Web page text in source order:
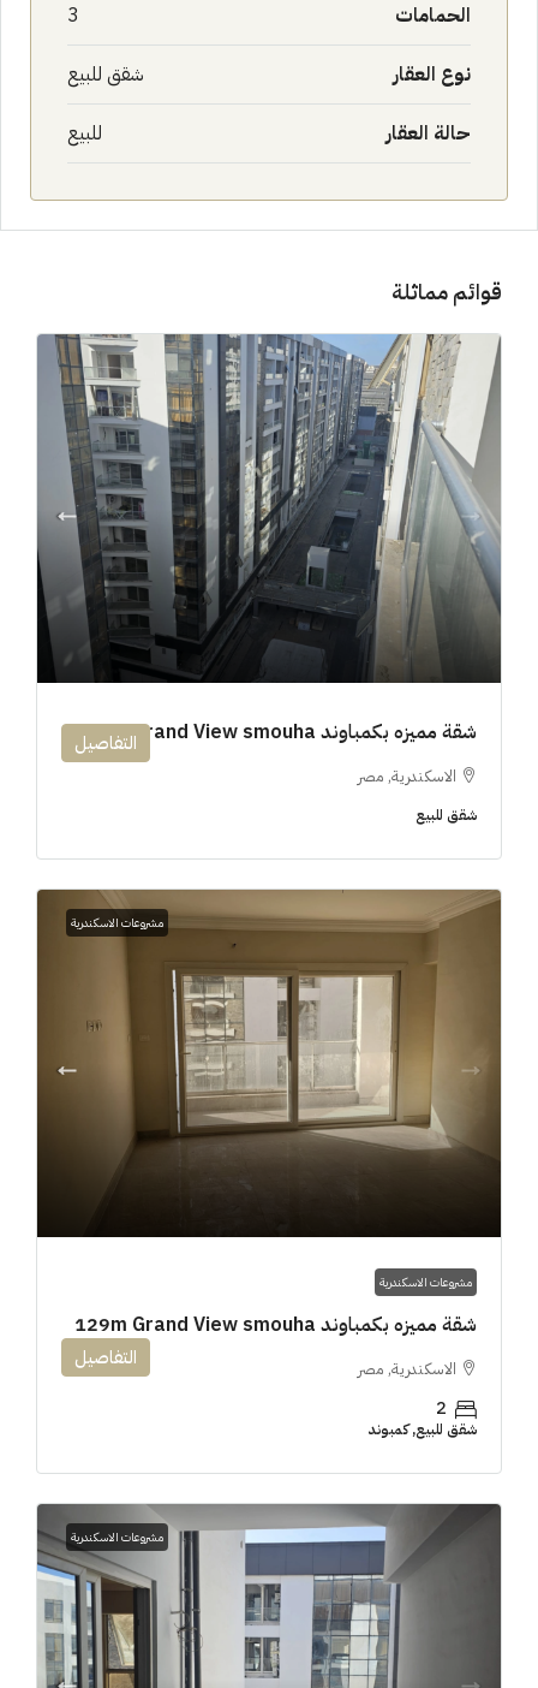
الحمامات 3
نوع العقار شقق للبيع
حالة العقار للبيع
قوائم مماثلة
شقة مميزه بكمباوند 194m Grand View smouha
الاسكندرية, مصر
شقق للبيع
التفاصيل
مشروعات الاسكندرية
مشروعات الاسكندرية
شقة مميزه بكمباوند 129m Grand View smouha
الاسكندرية, مصر
2
شقق للبيع, كمبوند
التفاصيل
مشروعات الاسكندرية